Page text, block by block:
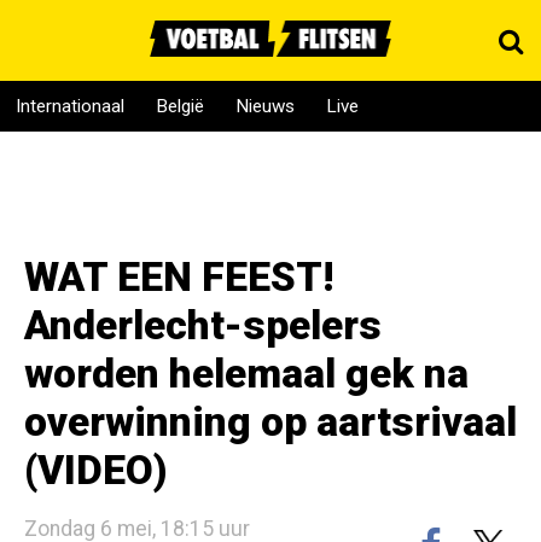
Internationaal België Nieuws Live
WAT EEN FEEST!
Anderlecht-spelers
worden helemaal gek na
overwinning op aartsrivaal
(VIDEO)
Zondag 6 mei, 18:15 uur